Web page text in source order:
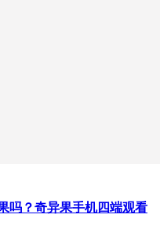
吗？奇异果手机四端观看